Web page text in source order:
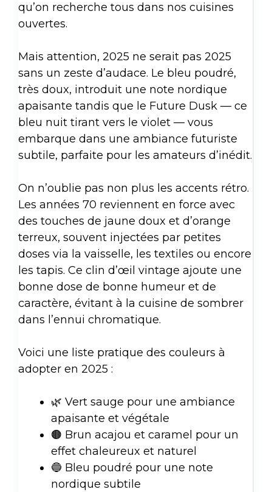
qu’on recherche tous dans nos cuisines
ouvertes.
Mais attention, 2025 ne serait pas 2025
sans un zeste d’audace. Le bleu poudré,
très doux, introduit une note nordique
apaisante tandis que le Future Dusk — ce
bleu nuit tirant vers le violet — vous
embarque dans une ambiance futuriste
subtile, parfaite pour les amateurs d’inédit.
On n’oublie pas non plus les accents rétro.
Les années 70 reviennent en force avec
des touches de jaune doux et d’orange
terreux, souvent injectées par petites
doses via la vaisselle, les textiles ou encore
les tapis. Ce clin d’œil vintage ajoute une
bonne dose de bonne humeur et de
caractère, évitant à la cuisine de sombrer
dans l’ennui chromatique.
Voici une liste pratique des couleurs à
adopter en 2025 :
🌿 Vert sauge pour une ambiance
apaisante et végétale
🟤 Brun acajou et caramel pour un
effet chaleureux et naturel
🔵 Bleu poudré pour une note
nordique subtile